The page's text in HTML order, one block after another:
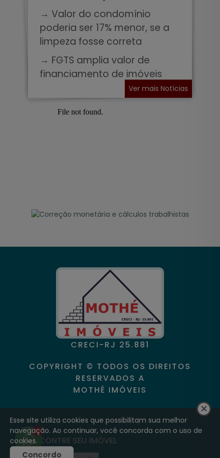
→ Valor do condomínio
poderia ser 17% menor, se a
limpeza fosse correta
→ FGTS amplia valor de
financiamento de imóveis
Ver mais Notícias
CRECI-RJ 25.881
COPYRIGHT © TODOS OS DIREITOS
RESERVADOS A
MOTHÉ IMÓVEIS
ENCONTRE SEU IMÓVEL
1
Esse site utiliza cookies que possibilitam sua melhor
navegação. Ao continuar, você concorda com o uso de
cookies.
Concordo